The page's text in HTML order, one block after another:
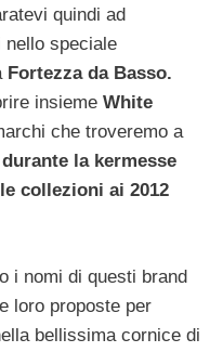
quindi ad
nello speciale
Fortezza da Basso.
insieme White
che troveremo a
la kermesse
collezioni ai 2012
i nomi di questi brand
loro proposte per
bellissima cornice di